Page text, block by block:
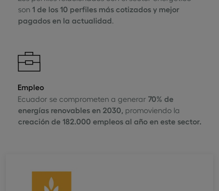
son 1 de los 10 perfiles más cotizados y mejor
pagados en la actualidad.
Empleo
Ecuador se comprometen a generar70% de
energías renovables en 2030, promoviendo la
creación de 182.000 empleos al año en este sector.